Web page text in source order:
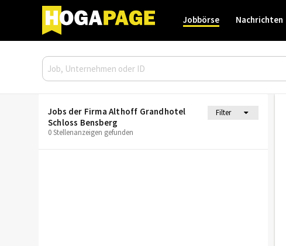
Jobbörse Nachrichten
Jobs der Firma Althoff Grandhotel
Schloss Bensberg
Filter
0 Stellenanzeigen gefunden